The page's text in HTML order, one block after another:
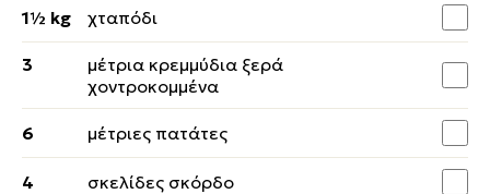
1½ kg χταπόδι
3
μέτρια κρεμμύδια ξερά
χοντροκομμένα
6 μέτριες πατάτες
4 σκελίδες σκόρδο